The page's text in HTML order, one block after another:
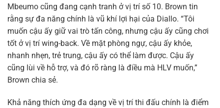
Mbeumo cũng đang cạnh tranh ở vị trí số 10. Brown tin
rằng sự đa năng chính là vũ khí lợi hại của Diallo. “Tôi
muốn cậu ấy giữ vai trò tấn công, nhưng cậu ấy cũng chơi
tốt ở vị trí wing-back. Về mặt phòng ngự, cậu ấy khỏe,
nhanh nhẹn, trẻ trung, cậu ấy có thể làm được. Cậu ấy
cũng lùi về hỗ trợ, và đó rõ ràng là điều mà HLV muốn,”
Brown chia sẻ.
Khả năng thích ứng đa dạng về vị trí thi đấu chính là điểm